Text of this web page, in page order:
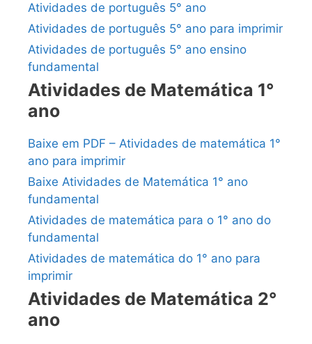
Atividades de português 5° ano
Atividades de português 5° ano para imprimir
Atividades de português 5° ano ensino
fundamental
Atividades de Matemática 1°
ano
Baixe em PDF – Atividades de matemática 1°
ano para imprimir
Baixe Atividades de Matemática 1° ano
fundamental
Atividades de matemática para o 1° ano do
fundamental
Atividades de matemática do 1° ano para
imprimir
Atividades de Matemática 2°
ano